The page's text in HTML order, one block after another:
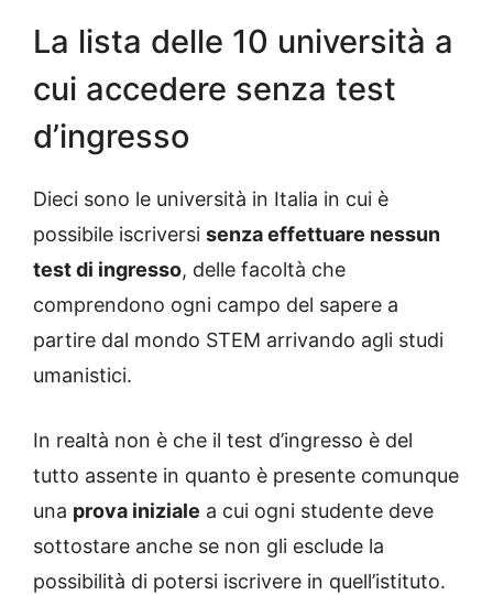
La lista delle 10 università a
cui accedere senza test
d’ingresso
Dieci sono le università in Italia in cui è
possibile iscriversi senza effettuare nessun
test di ingresso, delle facoltà che
comprendono ogni campo del sapere a
partire dal mondo STEM arrivando agli studi
umanistici.
In realtà non è che il test d’ingresso è del
tutto assente in quanto è presente comunque
una prova iniziale a cui ogni studente deve
sottostare anche se non gli esclude la
possibilità di potersi iscrivere in quell’istituto.